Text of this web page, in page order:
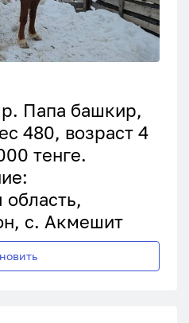
Папа башкир,
480, возраст 4
тенге.
область,
с. Акмешит